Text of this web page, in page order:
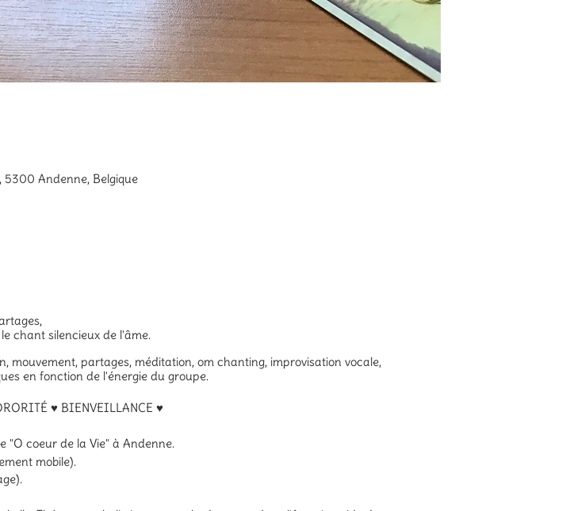
5300 Andenne, Belgique
chant silencieux de l'âme.
partages, méditation, om chanting, improvisation vocale,
en fonction de l'énergie du groupe.
♥ BIENVEILLANCE ♥
"O coeur de la Vie" à Andenne.
mobile).